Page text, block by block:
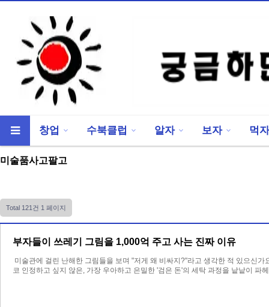
창업 수북클럽 알자 보자
먹자
미술품사고팔고
Total 121건 1 페이지
부자들이 쓰레기 그림을 1,000억 주고 사는 진짜 이유
미술관에 걸린 난해한 그림들을 보며 "저게 왜 비싸지?"라고 생각한 적 있으신
코 인정하고 싶지 않은, 가장 우아하고 은밀한 '검은 돈'의 세탁 과정을 낱낱이